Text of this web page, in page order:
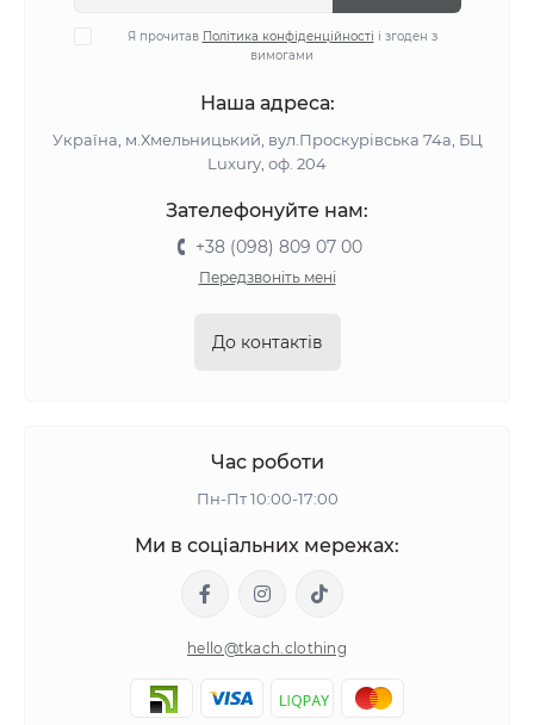
Я прочитав Політика конфіденційності і згоден з
вимогами
Наша адреса:
Україна, м.Хмельницький, вул.Проскурівська 74а, БЦ
Luxury, оф. 204
Зателефонуйте нам:
+38 (098) 809 07 00
Передзвоніть мені
До контактів
Час роботи
Пн-Пт 10:00-17:00
Ми в соціальних мережах:
hello@tkach.clothing